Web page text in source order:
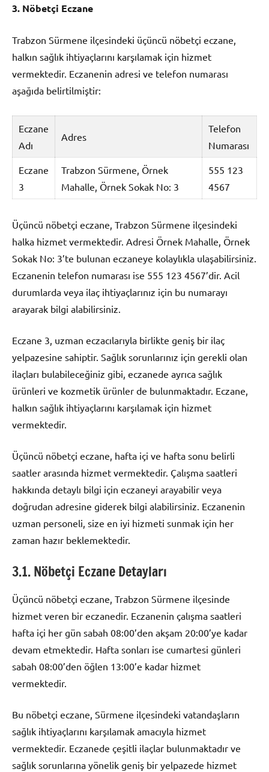
3. Nöbetçi Eczane
Trabzon Sürmene ilçesindeki üçüncü nöbetçi eczane,
halkın sağlık ihtiyaçlarını karşılamak için hizmet
vermektedir. Eczanenin adresi ve telefon numarası
aşağıda belirtilmiştir:
Eczane
Adı
Adres
Telefon
Numarası
Eczane
3
Trabzon Sürmene, Örnek
Mahalle, Örnek Sokak No: 3
555 123
4567
Üçüncü nöbetçi eczane, Trabzon Sürmene ilçesindeki
halka hizmet vermektedir. Adresi Örnek Mahalle, Örnek
Sokak No: 3’te bulunan eczaneye kolaylıkla ulaşabilirsiniz.
Eczanenin telefon numarası ise 555 123 4567’dir. Acil
durumlarda veya ilaç ihtiyaçlarınız için bu numarayı
arayarak bilgi alabilirsiniz.
Eczane 3, uzman eczacılarıyla birlikte geniş bir ilaç
yelpazesine sahiptir. Sağlık sorunlarınız için gerekli olan
ilaçları bulabileceğiniz gibi, eczanede ayrıca sağlık
ürünleri ve kozmetik ürünler de bulunmaktadır. Eczane,
halkın sağlık ihtiyaçlarını karşılamak için hizmet
vermektedir.
Üçüncü nöbetçi eczane, hafta içi ve hafta sonu belirli
saatler arasında hizmet vermektedir. Çalışma saatleri
hakkında detaylı bilgi için eczaneyi arayabilir veya
doğrudan adresine giderek bilgi alabilirsiniz. Eczanenin
uzman personeli, size en iyi hizmeti sunmak için her
zaman hazır beklemektedir.
3.1. Nöbetçi Eczane Detayları
Üçüncü nöbetçi eczane, Trabzon Sürmene ilçesinde
hizmet veren bir eczanedir. Eczanenin çalışma saatleri
hafta içi her gün sabah 08:00’den akşam 20:00’ye kadar
devam etmektedir. Hafta sonları ise cumartesi günleri
sabah 08:00’den öğlen 13:00’e kadar hizmet
vermektedir.
Bu nöbetçi eczane, Sürmene ilçesindeki vatandaşların
sağlık ihtiyaçlarını karşılamak amacıyla hizmet
vermektedir. Eczanede çeşitli ilaçlar bulunmaktadır ve
sağlık sorunlarına yönelik geniş bir yelpazede hizmet